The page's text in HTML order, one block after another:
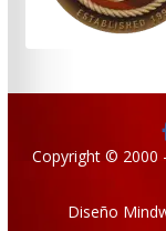
Copyright © 2000
Diseño